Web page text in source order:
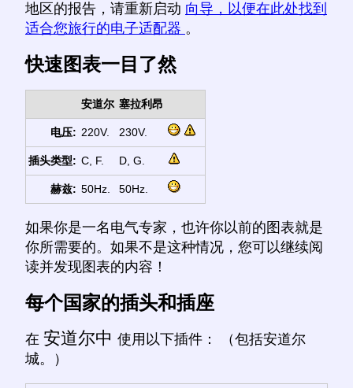
地区的报告，请重新启动 向导，以便在此处找到
适合您旅行的电子适配器 。
快速图表一目了然
安道尔 塞拉利昂
电压: 220V. 230V.
插头类型: C, F. D, G.
赫兹: 50Hz. 50Hz.
如果你是一名电气专家，也许你以前的图表就是
你所需要的。如果不是这种情况，您可以继续阅
读并发现图表的内容！
每个国家的插头和插座
在 安道尔中 使用以下插件： （包括安道尔
城。）